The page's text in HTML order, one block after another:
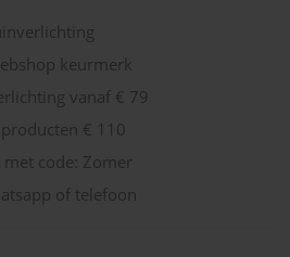
keurmerk
vanaf € 79
€ 110
code: Zomer
of telefoon